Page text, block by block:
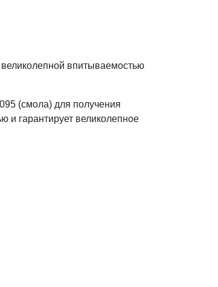
великолепной впитываемостью
(смола) для получения
и гарантирует великолепное